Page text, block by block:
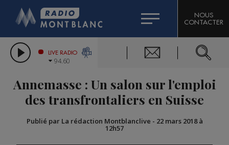
LES CHRONIQUES DE L'EXPERT
CITIZEN MACHINERY
GRAND MASSIF DOMAINES SKIABLES
BIGARD
COMPAGNIE DU MONT-BLANC
NOUS
CONTACTER
LIVE RADIO
94.60
Annemasse : Un salon sur l'emploi
des transfrontaliers en Suisse
Publié par La rédaction Montblanclive - 22 mars 2018 à
12h57